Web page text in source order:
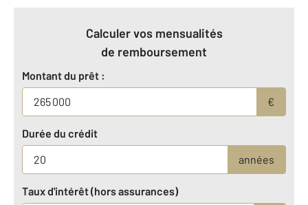
Calculer vos mensualités
de remboursement
Montant du prêt :
€
Durée du crédit
années
Taux d'intérêt (hors assurances)